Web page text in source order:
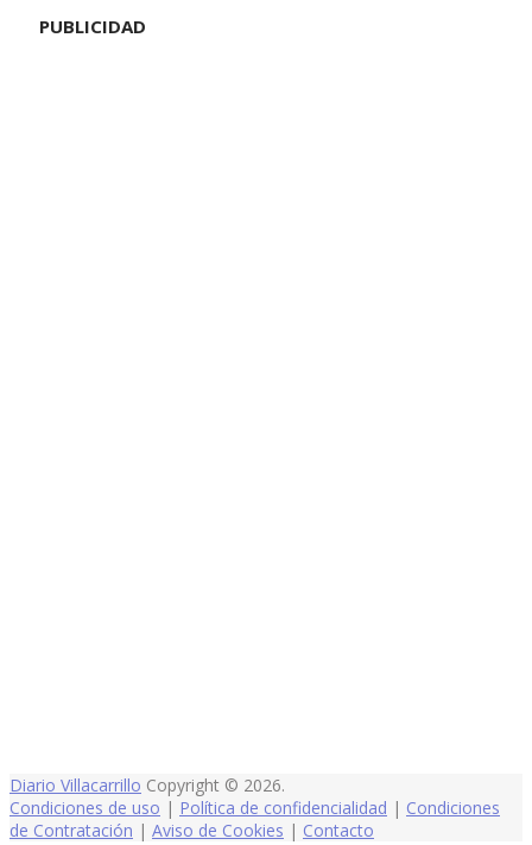
PUBLICIDAD
Diario Villacarrillo Copyright © 2026.
Condiciones de uso | Política de confidencialidad | Condiciones
de Contratación | Aviso de Cookies | Contacto